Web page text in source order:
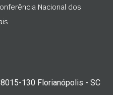
Nacional dos
130 Florianópolis - SC